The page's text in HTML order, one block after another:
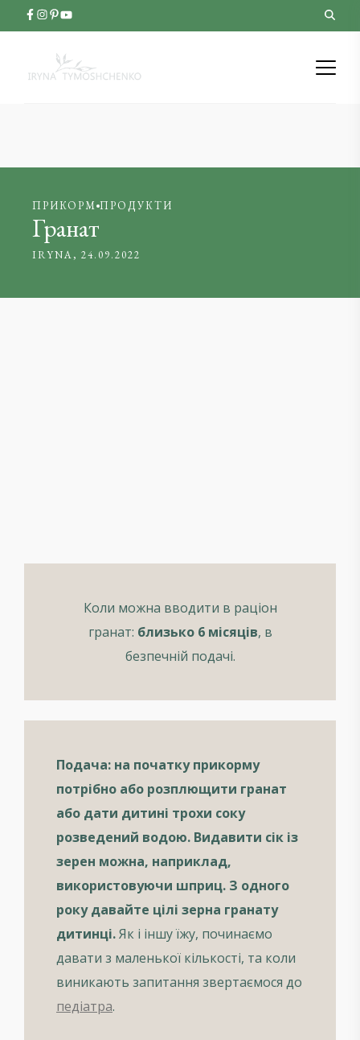
ПРИКОРМ ПРОДУКТИ
Гранат
IRYNA 24.09.2022
Коли можна вводити в раціон
гранат: близько 6 місяців, в
безпечній подачі.
Подача: на початку прикорму
потрібно або розплющити гранат
або дати дитині трохи соку
розведений водою. Видавити сік із
зерен можна, наприклад,
використовуючи шприц. З одного
року давайте цілі зерна гранату
дитинці.Як і іншу їжу, починаємо
давати з маленької кількості, та коли
виникають запитання звертаємося до
педіатра.